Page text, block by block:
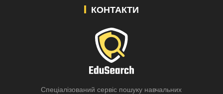
КОНТАКТИ
Спеціалізований сервіс пошуку навчальних